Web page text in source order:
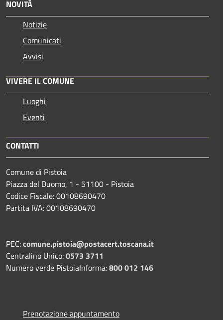
NOVITÀ
Notizie
Comunicati
Avvisi
VIVERE IL COMUNE
Luoghi
Eventi
CONTATTI
Comune di Pistoia
Piazza del Duomo, 1 - 51100 - Pistoia
Codice Fiscale: 00108690470
Partita IVA: 00108690470
PEC:comune.pistoia@postacert.toscana.it
Centralino Unico:0573 3711
Numero verde PistoiaInforma:800 012 146
Prenotazione appuntamento